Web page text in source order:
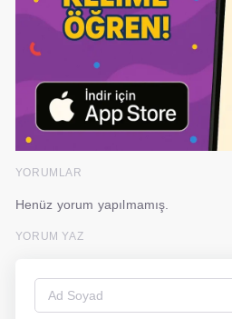
YORUMLAR
Henüz yorum yapılmamış.
YORUM YAZ